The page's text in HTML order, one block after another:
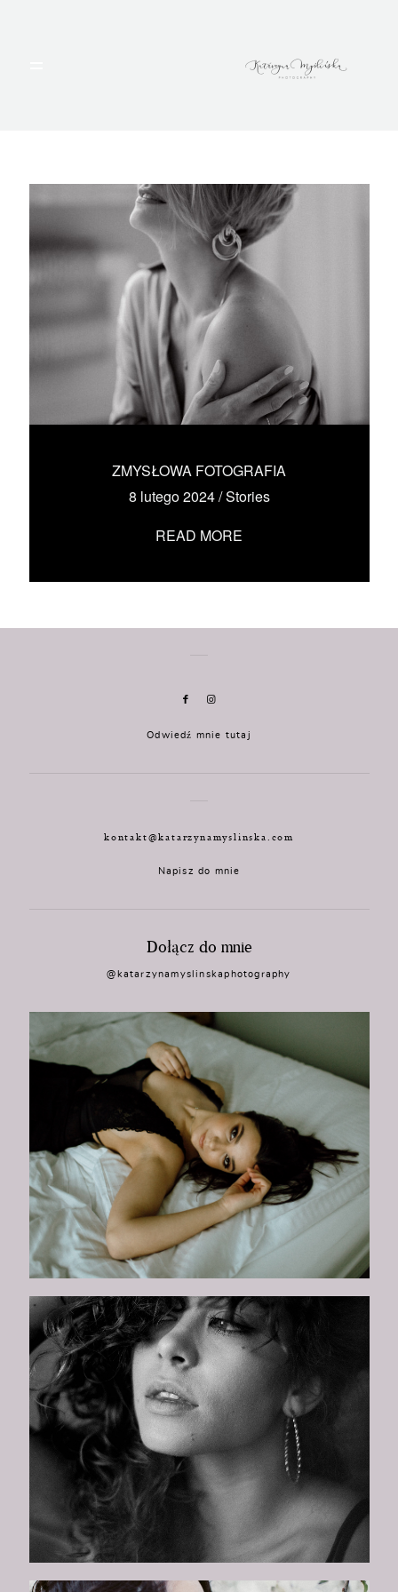
ZMYSŁOWA FOTOGRAFIA
8 lutego 2024/Stories
READ MORE
BLOG
ALBUMY
O MNIE
KONTAKT
Odwiedź mnie tutaj
kontakt@katarzynamyslinska.com
Napisz do mnie
Dołącz do mnie
@katarzynamyslinskaphotography